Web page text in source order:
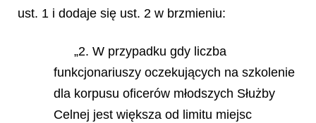
ust. 1 i dodaje się ust. 2 w brzmieniu:
„2. W przypadku gdy liczba
funkcjonariuszy oczekujących na szkolenie
dla korpusu oficerów młodszych Służby
Celnej jest większa od limitu miejsc